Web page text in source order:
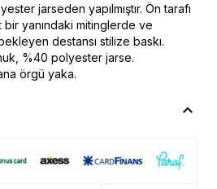
jarseden yapılmıştır. Ön tarafı
yanındaki mitinglerde ve
destansı stilize baskı.
%40 polyester jarse.
örgü yaka.